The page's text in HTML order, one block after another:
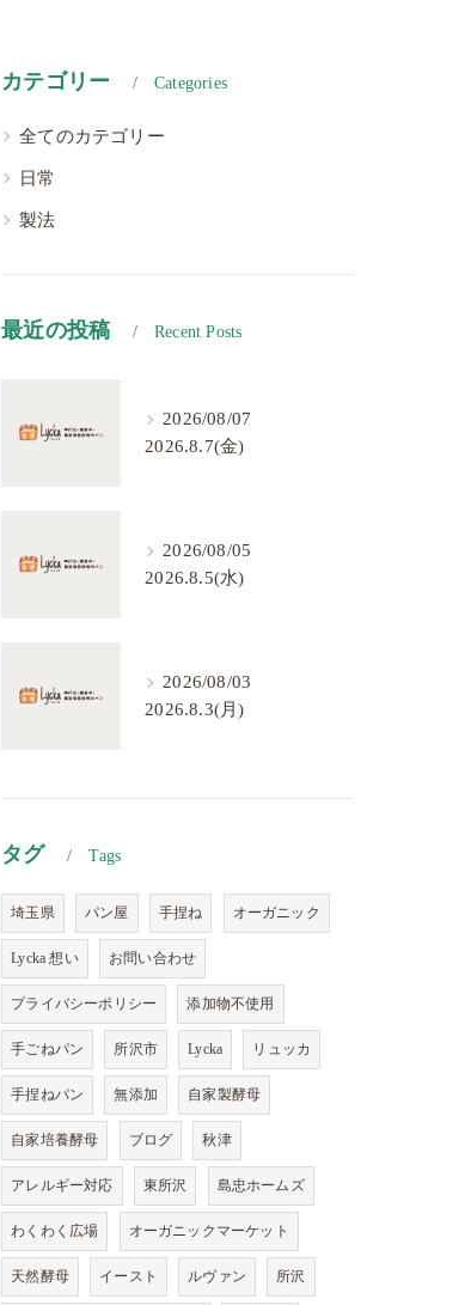
カテゴリー Categories
全てのカテゴリー
日常
製法
最近の投稿 Recent Posts
2026/08/07
2026.8.7(金)
2026/08/05
2026.8.5(水)
2026/08/03
2026.8.3(月)
タグ Tags
埼玉県 パン屋 手捏ね オーガニック
Lycka 想い お問い合わせ
プライバシーポリシー 添加物不使用
手ごねパン 所沢市 Lycka リュッカ
手捏ねパン 無添加 自家製酵母
自家培養酵母 ブログ 秋津
アレルギー対応 東所沢 島忠ホームズ
わくわく広場 オーガニックマーケット
天然酵母 イースト ルヴァン 所沢